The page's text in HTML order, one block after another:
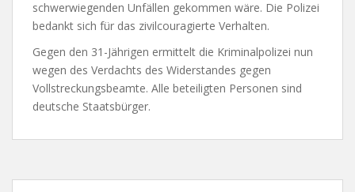
schwerwiegenden Unfällen gekommen wäre. Die Polizei
bedankt sich für das zivilcouragierte Verhalten.
Gegen den 31-Jährigen ermittelt die Kriminalpolizei nun
wegen des Verdachts des Widerstandes gegen
Vollstreckungsbeamte. Alle beteiligten Personen sind
deutsche Staatsbürger.